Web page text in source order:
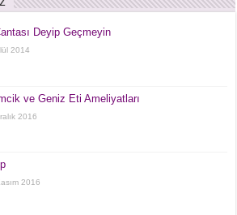
Deyip Geçmeyin
2014
ve Geniz Eti Ameliyatları
2016
2016